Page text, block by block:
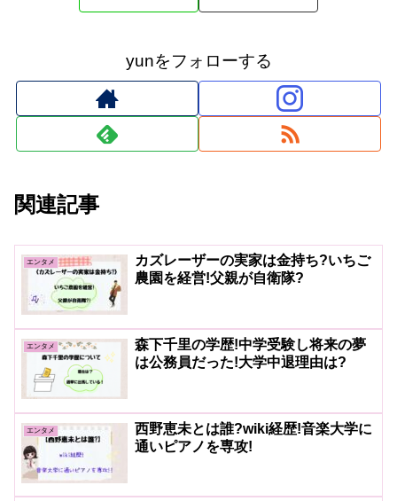
yunをフォローする
関連記事
エンタメ
カズレーザーの実家は金持ち?いちご
農園を経営!父親が自衛隊?
エンタメ
森下千里の学歴!中学受験し将来の夢
は公務員だった!大学中退理由は?
エンタメ
西野恵未とは誰?wiki経歴!音楽大学に
通いピアノを専攻!